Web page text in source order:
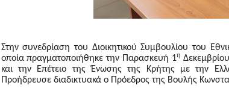
Στην συνεδρίαση του Διοικητικού Συμβουλίου του
οποία πραγματοποιήθηκε την Παρασκευή 1η
και την Επέτειο της Ένωσης της Κρήτης με την
Προήδρευσε διαδικτυακά ο Πρόεδρος της Βουλής